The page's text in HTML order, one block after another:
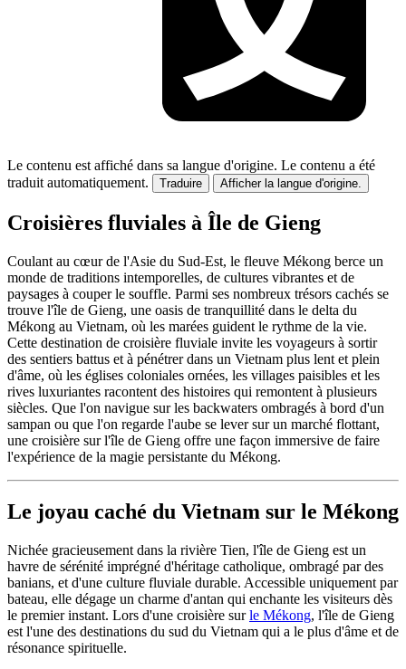
Le contenu est affiché dans sa langue d'origine. Le contenu a été
traduit automatiquement.
Traduire Afficher la langue d'origine.
Croisières fluviales à Île de Gieng
Coulant au cœur de l'Asie du Sud-Est, le fleuve Mékong berce un
monde de traditions intemporelles, de cultures vibrantes et de
paysages à couper le souffle. Parmi ses nombreux trésors cachés se
trouve l'île de Gieng, une oasis de tranquillité dans le delta du
Mékong au Vietnam, où les marées guident le rythme de la vie.
Cette destination de croisière fluviale invite les voyageurs à sortir
des sentiers battus et à pénétrer dans un Vietnam plus lent et plein
d'âme, où les églises coloniales ornées, les villages paisibles et les
rives luxuriantes racontent des histoires qui remontent à plusieurs
siècles. Que l'on navigue sur les backwaters ombragés à bord d'un
sampan ou que l'on regarde l'aube se lever sur un marché flottant,
une croisière sur l'île de Gieng offre une façon immersive de faire
l'expérience de la magie persistante du Mékong.
Le joyau caché du Vietnam sur le Mékong
Nichée gracieusement dans la rivière Tien, l'île de Gieng est un
havre de sérénité imprégné d'héritage catholique, ombragé par des
banians, et d'une culture fluviale durable. Accessible uniquement par
bateau, elle dégage un charme d'antan qui enchante les visiteurs dès
le premier instant. Lors d'une croisière surle Mékong, l'île de Gieng
est l'une des destinations du sud du Vietnam qui a le plus d'âme et de
résonance spirituelle.